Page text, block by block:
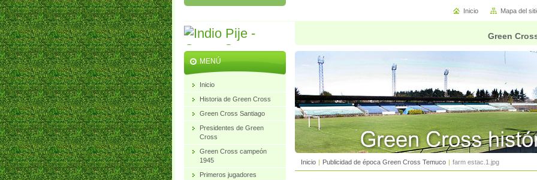
Green
Inicio | Publicidad de época Green Cross Temuco | farm estac.1.jpg
MENÚ
Inicio
Historia de Green Cross
Green Cross Santiago
Presidentes de Green
Cross
Green Cross campeón
1945
Primeros jugadores
Inicio Mapa del